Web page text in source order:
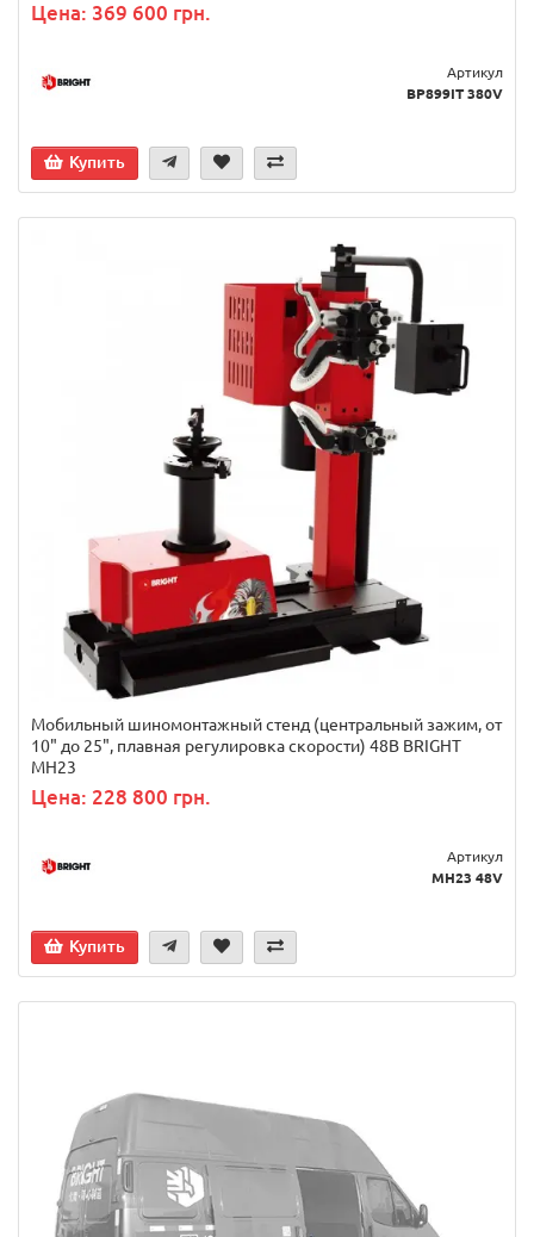
Цена: 369 600 грн.
Артикул
BP899IT 380V
Купить
Мобильный шиномонтажный стенд (центральный зажим, от
10" до 25", плавная регулировка скорости) 48В BRIGHT
MH23
Цена: 228 800 грн.
Артикул
MH23 48V
Купить